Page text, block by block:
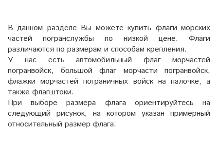
В данном разделе Вы можете купить флаги морских
частей погранслужбы по низкой цене. Флаги
различаются по размерам и способам крепления.
У нас есть автомобильный флаг морчастей
погранвойск, большой флаг морчасти погранвойск,
флажки морчастей пограничных войск на палочке, а
также флагштоки.
При выборе размера флага ориентируйтесь на
следующий рисунок, на котором указан примерный
относительный размер флага: